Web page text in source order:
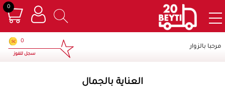
0×
مرحبا بالزوار
0
سجل للفوز
العناية بالجمال